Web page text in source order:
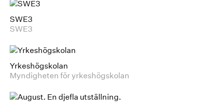
SWE3
SWE3
Yrkeshögskolan
Myndigheten för yrkeshögskolan